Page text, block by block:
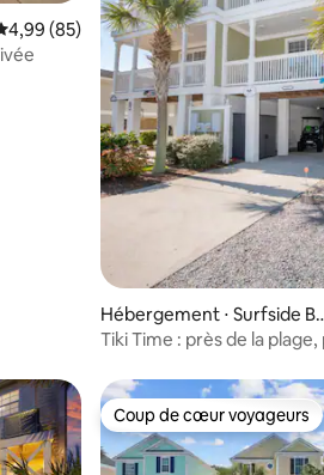
: 4,91 sur 5
moyenne sur la base de 85
4,99 (85)
Hébergement ⋅ Surfside
ch
Tiki Time : près de la
appréciés Coup de cœur voyageurs
Coup de cœur voyageurs